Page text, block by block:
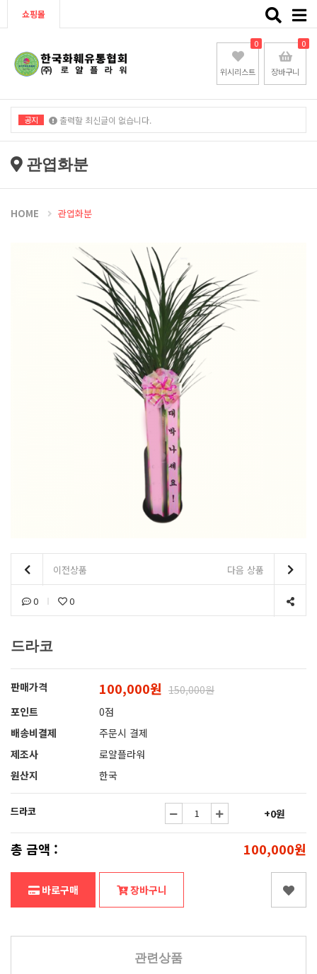
쇼핑몰
Toggle
위시리스트
0
장바구니
0
공지 출력할 최신글이 없습니다.
출력할 최신글이 없습니다.
관엽화분
HOME 관엽화분
이전상품 다음 상품
0 0
드라코
판매가격 100,000원 150,000원
포인트
0점
배송비결제
주문시 결제
제조사
로얄플라워
원산지
한국
드라코 +0원
총 금액 : 100,000원
바로구매 장바구니
관련상품